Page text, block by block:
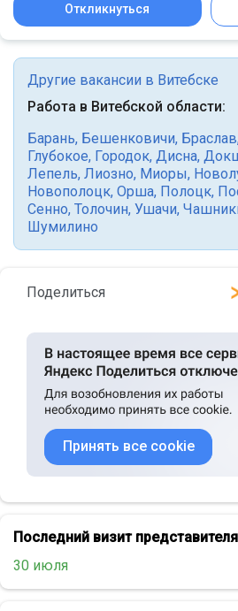
Откликнуться
Другие вакансии в Витебске
Работа в Витебской области:
Барань, Бешенковичи, Браслав
Глубокое, Городок, Дисна,
Лепель, Лиозно, Миоры,
Новополоцк, Орша, Полоцк,
Сенно, Толочин, Ушачи,
Шумилино
Поделиться
Принять все cookie
Последний визит
30 июля